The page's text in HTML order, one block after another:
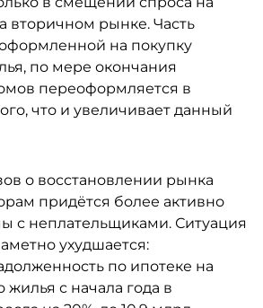
вторичном рынке. Часть
на покупку
по мере окончания
переоформляется в
что и увеличивает данный
о восстановлении рынка
придётся более активно
с неплательщиками. Ситуация
ухудшается:
по ипотеке на
жилья с начала года в